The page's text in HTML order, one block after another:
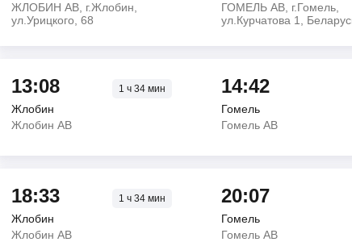
ЖЛОБИН АВ, г.Жлобин,
ул.Урицкого, 68
ГОМЕЛЬ АВ, г.Гомель,
ул.Курчатова 1,
13:08 1 ч34 мин
Жлобин
Жлобин АВ
14:42
Гомель
Гомель АВ
18:33 1 ч34 мин
Жлобин
Жлобин АВ
20:07
Гомель
Гомель АВ